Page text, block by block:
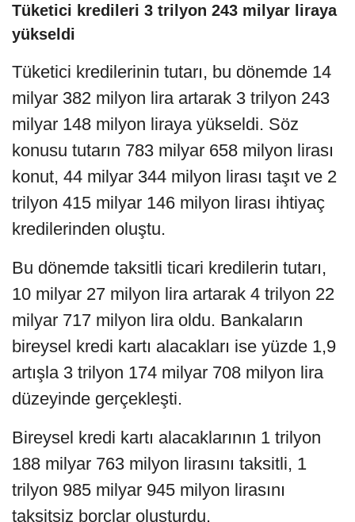
Tüketici kredileri 3 trilyon 243 milyar liraya
yükseldi
Tüketici kredilerinin tutarı, bu dönemde 14
milyar 382 milyon lira artarak 3 trilyon 243
milyar 148 milyon liraya yükseldi. Söz
konusu tutarın 783 milyar 658 milyon lirası
konut, 44 milyar 344 milyon lirası taşıt ve 2
trilyon 415 milyar 146 milyon lirası ihtiyaç
kredilerinden oluştu.
Bu dönemde taksitli ticari kredilerin tutarı,
10 milyar 27 milyon lira artarak 4 trilyon 22
milyar 717 milyon lira oldu. Bankaların
bireysel kredi kartı alacakları ise yüzde 1,9
artışla 3 trilyon 174 milyar 708 milyon lira
düzeyinde gerçekleşti.
Bireysel kredi kartı alacaklarının 1 trilyon
188 milyar 763 milyon lirasını taksitli, 1
trilyon 985 milyar 945 milyon lirasını
taksitsiz borçlar oluşturdu.